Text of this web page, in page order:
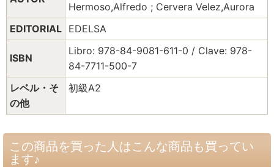
Hermoso,Alfredo ; Cervera Velez,Aurora
EDITORIAL EDELSA
ISBN
Libro: 978-84-9081-611-0 / Clave: 978-
84-7711-500-7
レベル・そ
の他
初級A2
この商品を買った人はこんな商品も買ってい
ます♪